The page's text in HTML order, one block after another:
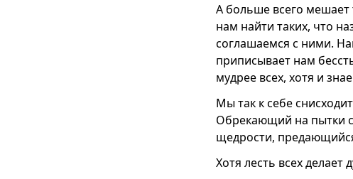
А больше всего
нам найти таких, что
соглашаемся с ними.
приписывает нам
мудрее всех, хотя и
Мы так к себе
Обрекающий на пытки
щедрости,
Хотя лесть всех